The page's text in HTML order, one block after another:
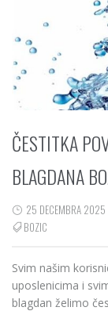
ČESTITKA
BLAGDANA
25 DECEMBRA 2025
BOZIC
Svim našim
uposlenicima i
blagdan želimo